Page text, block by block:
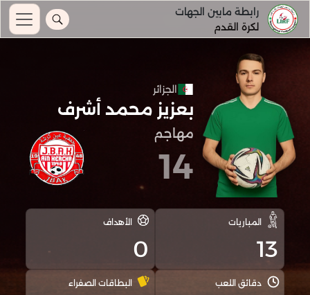
رابطة مابين الجهات
لكرة القدم
الجزائر
بعزيز محمد أشرف
مهاجم
14
المباريات
13
الأهداف
0
دقائق اللعب البطاقات الصفراء